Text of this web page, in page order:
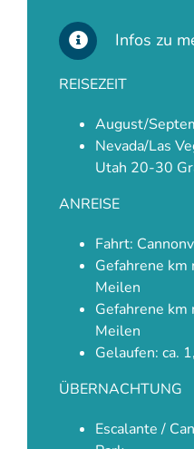
Infos zu
REISEZEIT
August/
Nevada/Las
Utah 20-30
ANREISE
Fahrt:
Gefahrene
Meilen
Gefahrene
Meilen
Gelaufen: ca.
ÜBERNACHTUNG
Escalante /